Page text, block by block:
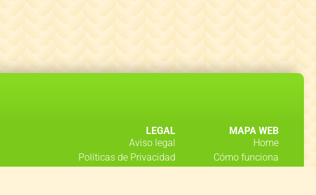
LEGAL
Aviso legal
Políticas de Privacidad​​
MAPA WEB
Home
Cómo funciona